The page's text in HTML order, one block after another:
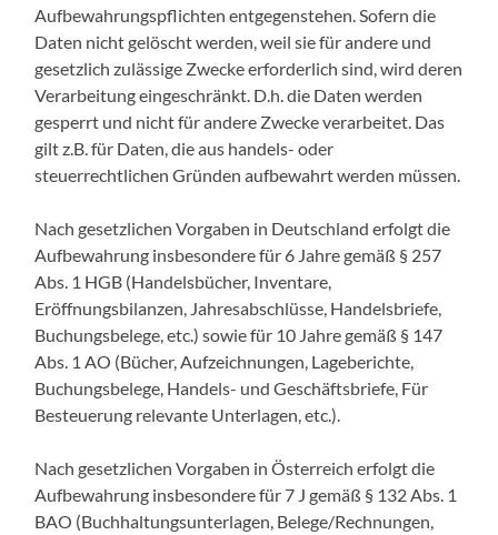
Aufbewahrungspflichten entgegenstehen. Sofern die
Daten nicht gelöscht werden, weil sie für andere und
gesetzlich zulässige Zwecke erforderlich sind, wird deren
Verarbeitung eingeschränkt. D.h. die Daten werden
gesperrt und nicht für andere Zwecke verarbeitet. Das
gilt z.B. für Daten, die aus handels- oder
steuerrechtlichen Gründen aufbewahrt werden müssen.
Nach gesetzlichen Vorgaben in Deutschland erfolgt die
Aufbewahrung insbesondere für 6 Jahre gemäß § 257
Abs. 1 HGB (Handelsbücher, Inventare,
Eröffnungsbilanzen, Jahresabschlüsse, Handelsbriefe,
Buchungsbelege, etc.) sowie für 10 Jahre gemäß § 147
Abs. 1 AO (Bücher, Aufzeichnungen, Lageberichte,
Buchungsbelege, Handels- und Geschäftsbriefe, Für
Besteuerung relevante Unterlagen, etc.).
Nach gesetzlichen Vorgaben in Österreich erfolgt die
Aufbewahrung insbesondere für 7 J gemäß § 132 Abs. 1
BAO (Buchhaltungsunterlagen, Belege/Rechnungen,